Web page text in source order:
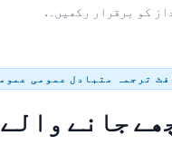
کو برقرار رکھیں۔.
ترجمہ متبادل عمومی
جانے والے